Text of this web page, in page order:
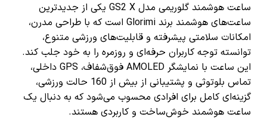
ساعت هوشمند گلوریمی مدل GS2 X یکی از جدیدترین
ساعت‌های هوشمند برند Glorimi است که با طراحی مدرن،
امکانات سلامتی پیشرفته و قابلیت‌های ورزشی متنوع،
توانسته توجه کاربران حرفه‌ای و روزمره را به خود جلب کند.
این ساعت با نمایشگر AMOLED فوق‌شفاف، GPS داخلی،
تماس بلوتوثی و پشتیبانی از بیش از 160 حالت ورزشی،
گزینه‌ای کامل برای افرادی محسوب می‌شود که به دنبال یک
ساعت هوشمند خوش‌ساخت و کاربردی هستند.